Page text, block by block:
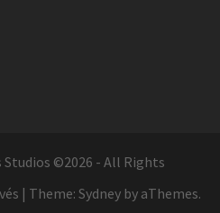
Studios ©2026 - All Rights
| Theme: Sydney by aThemes.